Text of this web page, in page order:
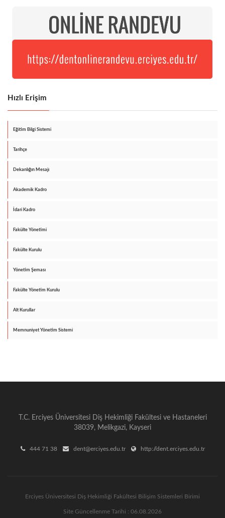
Hızlı Erişim
Eğitim Bilgi Sistemi
Tarihçe
Dekanlığın Mesajı
Akademik Kadro
İdari Kadro
Fakülte Yönetimi
Fakülte Kurulu
Yönetim Şeması
Fakülte Yönetim Kurulu
Alt Kurullar
Memnuniyet Yönetim Sistemi
T.C. Erciyes Üniversitesi Diş Hekimliği Fakültesi ve Hastaneleri
38039, Melikgazi, Kayseri
444 71 38 dent@erciyes.edu.tr http://dent.erciyes.edu.tr
Erciyes Üniversitesi Diş Hekimliği Fakültesi Bilişim Sistemleri Birimi
Site Güncellenme Tarihi : 06.08.2026